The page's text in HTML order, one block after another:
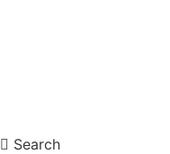
Search